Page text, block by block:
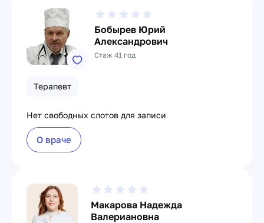
Бобырев Юрий
Александрович
Стаж 41 год
Терапевт
Нет свободных слотов для записи
О враче
Макарова Надежда
Валериановна